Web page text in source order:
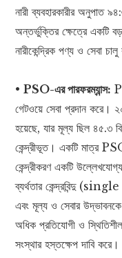
নারী ব্যবহারকারীর অনুপাত
অন্তর্ভুক্তির ক্ষেত্রে একটি
নারীকেন্দ্রিক পণ্য ও সেবা
•PSO-এর পারফরম্যান্স:
গেটওয়ে সেবা প্রদান করে।
হয়েছে, যার মূল্য ছিল ৪৫.৩
কেন্দ্রীভূত। একটি মাত্র
কেন্দ্রীকরণ একটি
ব্যর্থতার কেন্দ্রবিন্দু
এবং মূল্য ও সেবার
অধিক প্রতিযোগী ও স্থিতিশীল
সংস্থার হস্তক্ষেপ দাবি করে।